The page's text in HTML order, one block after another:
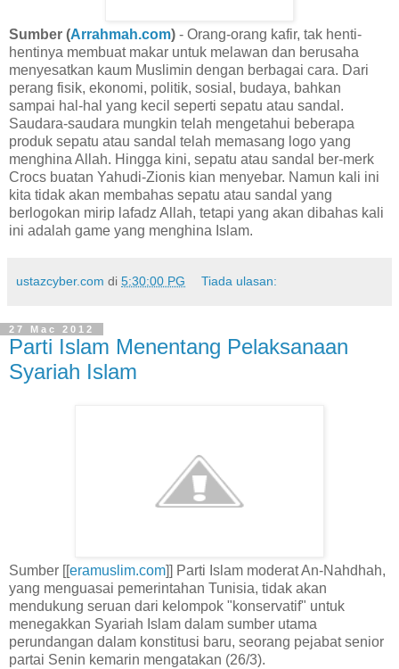
Sumber (Arrahmah.com) - Orang-orang kafir, tak henti-
hentinya membuat makar untuk melawan dan berusaha
menyesatkan kaum Muslimin dengan berbagai cara. Dari
perang fisik, ekonomi, politik, sosial, budaya, bahkan
sampai hal-hal yang kecil seperti sepatu atau sandal.
Saudara-saudara mungkin telah mengetahui beberapa
produk sepatu atau sandal telah memasang logo yang
menghina Allah. Hingga kini, sepatu atau sandal ber-merk
Crocs buatan Yahudi-Zionis kian menyebar. Namun kali ini
kita tidak akan membahas sepatu atau sandal yang
berlogokan mirip lafadz Allah, tetapi yang akan dibahas kali
ini adalah game yang menghina Islam.
ustazcyber.com di 5:30:00 PG Tiada ulasan:
27 Mac 2012
Parti Islam Menentang Pelaksanaan
Syariah Islam
Sumber [[eramuslim.com]] Parti Islam moderat An-Nahdhah,
yang menguasai pemerintahan Tunisia, tidak akan
mendukung seruan dari kelompok "konservatif" untuk
menegakkan Syariah Islam dalam sumber utama
perundangan dalam konstitusi baru, seorang pejabat senior
partai Senin kemarin mengatakan (26/3).